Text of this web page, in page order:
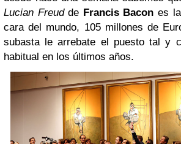
Lucian Freudde Francis Bacon es
cara del mundo, 105 millones de
subasta le arrebate el puesto tal y
habitual en los últimos años.